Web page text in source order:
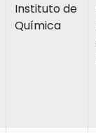
Instituto de
Química